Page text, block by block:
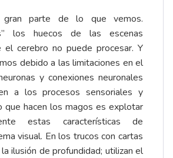
gran parte de lo que vemos.
los huecos de las escenas
el cerebro no puede procesar. Y
debido a las limitaciones en el
y conexiones neuronales
a los procesos sensoriales y
que hacen los magos es explotar
estas características de
visual. En los trucos con cartas
ilusión de profundidad; utilizan el